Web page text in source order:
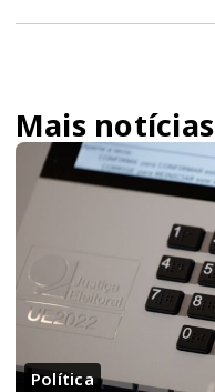
Mais notícias
Política